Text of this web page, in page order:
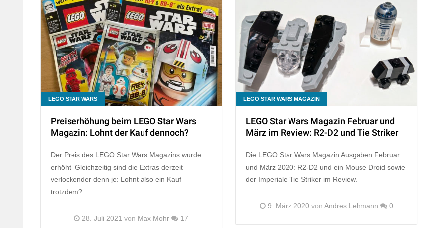
LEGO STAR WARS
Preiserhöhung beim LEGO Star Wars
Magazin: Lohnt der Kauf dennoch?
Der Preis des LEGO Star Wars Magazins wurde
erhöht. Gleichzeitig sind die Extras derzeit
verlockender denn je: Lohnt also ein Kauf
trotzdem?
28. Juli 2021 von Max Mohr 17
LEGO STAR WARS MAGAZIN
LEGO Star Wars Magazin Februar und
März im Review: R2-D2 und Tie Striker
Die LEGO Star Wars Magazin Ausgaben Februar
und März 2020: R2-D2 und ein Mouse Droid sowie
der Imperiale Tie Striker im Review.
9. März 2020 von Andres Lehmann 0